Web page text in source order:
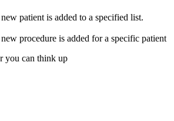
patient is added to a specified list.
procedure is added for a specific patient
you can think up